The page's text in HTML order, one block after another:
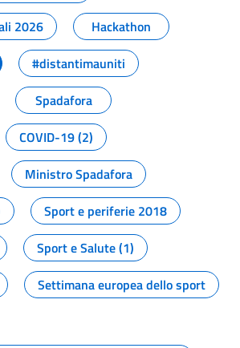
2026
Hackathon
#distantimauniti
Spadafora
COVID-19 (2)
Ministro Spadafora
Sport e periferie 2018
Sport e Salute (1)
Settimana europea dello sport